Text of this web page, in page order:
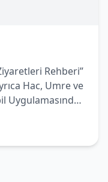
Hac, Umre ve
Uygulamasında